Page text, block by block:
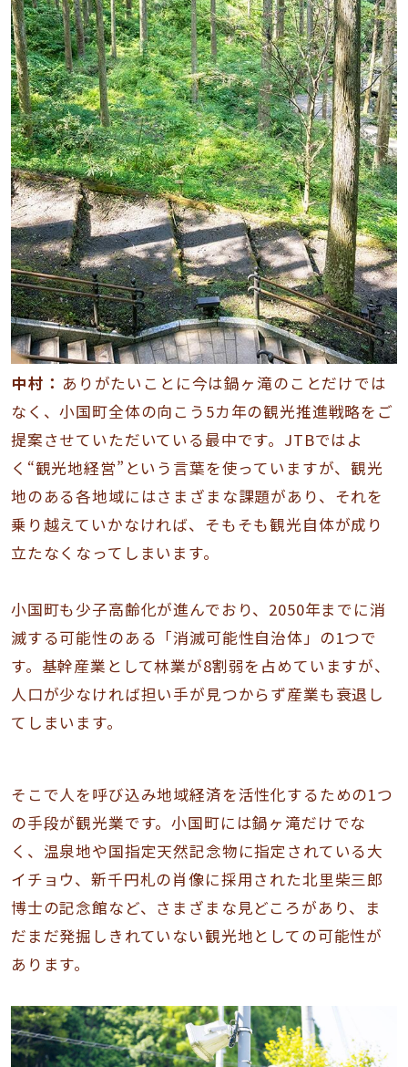
中村： ありがたいことに今は鍋ヶ滝のことだけでは
なく、小国町全体の向こう5カ年の観光推進戦略をご
提案させていただいている最中です。JTBではよ
く“観光地経営”という言葉を使っていますが、観光
地のある各地域にはさまざまな課題があり、それを
乗り越えていかなければ、そもそも観光自体が成り
立たなくなってしまいます。
小国町も少子高齢化が進んでおり、2050年までに消
滅する可能性のある「消滅可能性自治体」の1つで
す。基幹産業として林業が8割弱を占めていますが、
人口が少なければ担い手が見つからず産業も衰退し
てしまいます。
そこで人を呼び込み地域経済を活性化するための1つ
の手段が観光業です。小国町には鍋ヶ滝だけでな
く、温泉地や国指定天然記念物に指定されている大
イチョウ、新千円札の肖像に採用された北里柴三郎
博士の記念館など、さまざまな見どころがあり、ま
だまだ発掘しきれていない観光地としての可能性が
あります。